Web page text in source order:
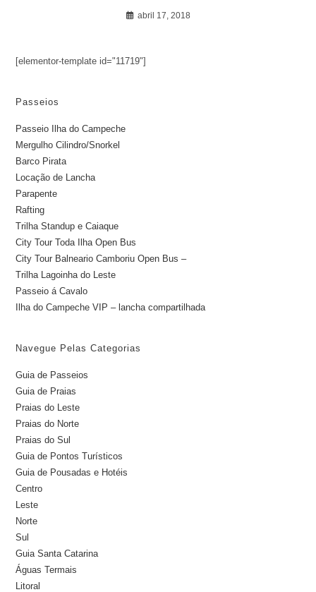
abril 17, 2018
[elementor-template id="11719"]
Passeios
Passeio Ilha do Campeche
Mergulho Cilindro/Snorkel
Barco Pirata
Locação de Lancha
Parapente
Rafting
Trilha Standup e Caiaque
City Tour Toda Ilha Open Bus
City Tour Balneario Camboriu Open Bus –
Trilha Lagoinha do Leste
Passeio á Cavalo
Ilha do Campeche VIP – lancha compartilhada
Navegue Pelas Categorias
Guia de Passeios
Guia de Praias
Praias do Leste
Praias do Norte
Praias do Sul
Guia de Pontos Turísticos
Guia de Pousadas e Hotéis
Centro
Leste
Norte
Sul
Guia Santa Catarina
Águas Termais
Litoral